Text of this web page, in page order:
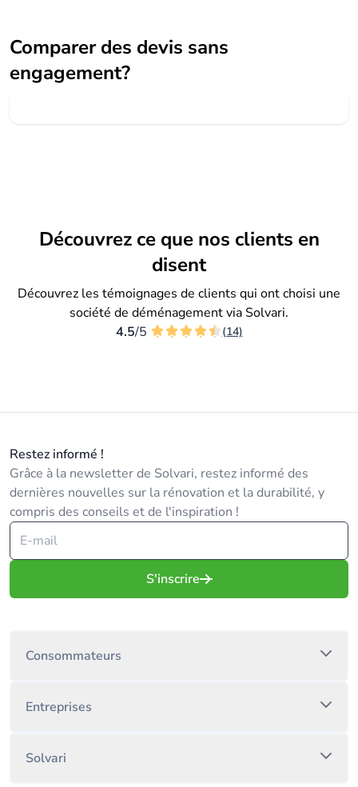
Comparer des devis sans
engagement?
Découvrez ce que nos clients en
disent
Découvrez les témoignages de clients qui ont choisi une
société de déménagement via Solvari.
4.5/5 (14)
Restez informé !
Grâce à la newsletter de Solvari, restez informé des
dernières nouvelles sur la rénovation et la durabilité, y
compris des conseils et de l'inspiration !
S'inscrire
Consommateurs
Entreprises
Solvari